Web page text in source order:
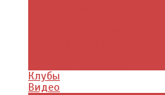
Клубы
Видео